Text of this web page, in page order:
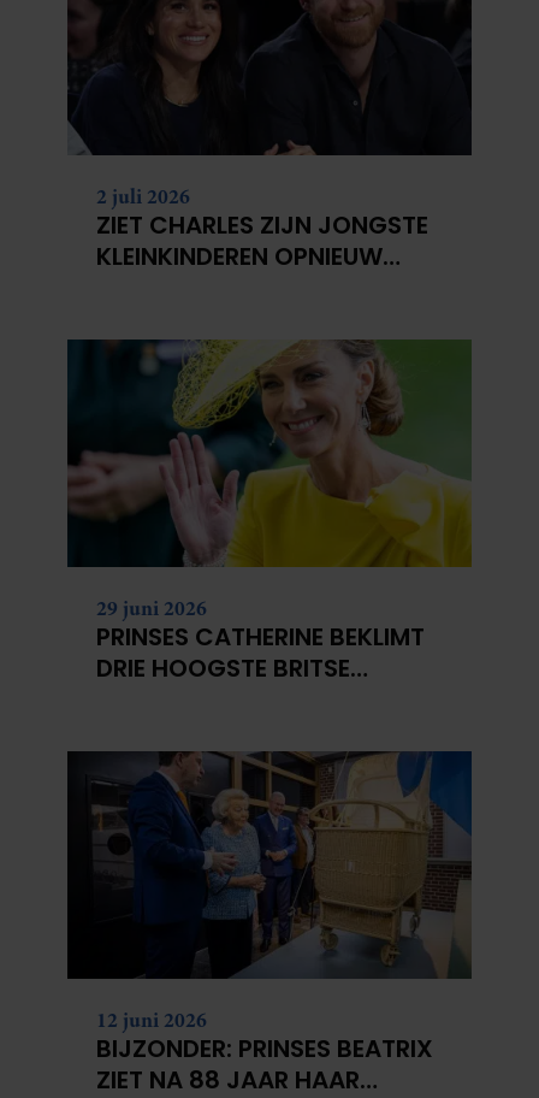
2 juli 2026
ZIET CHARLES ZIJN JONGSTE
KLEINKINDEREN OPNIEUW
29 juni 2026
PRINSES CATHERINE BEKLIMT
DRIE HOOGSTE BRITSE
12 juni 2026
BIJZONDER: PRINSES BEATRIX
ZIET NA 88 JAAR HAAR